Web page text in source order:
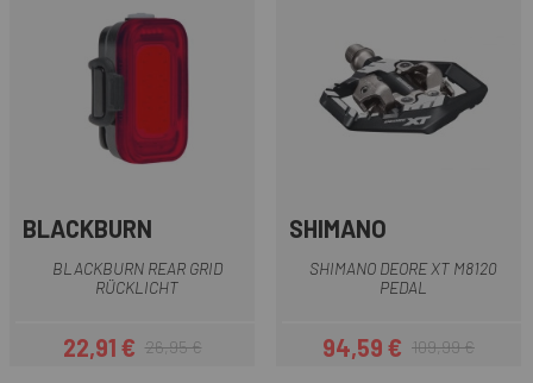
BLACKBURN
BLACKBURN REAR GRID
RÜCKLICHT
Preis
22,91 €Regulärer Preis
26,95 €
SHIMANO
SHIMANO DEORE XT M8120
PEDAL
Preis
94,59 €Regulärer Preis
109,99 €